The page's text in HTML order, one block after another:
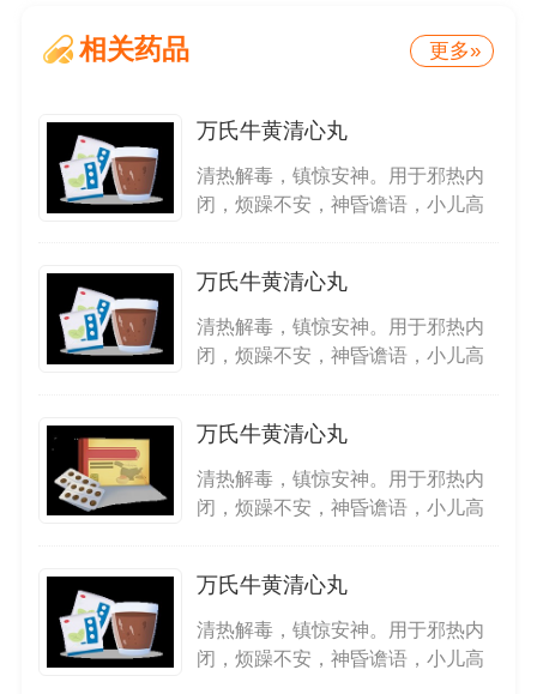
相关药品 更多»
万氏牛黄清心丸
清热解毒，镇惊安神。用于邪热内
闭，烦躁不安，神昏谵语，小儿高
万氏牛黄清心丸
清热解毒，镇惊安神。用于邪热内
闭，烦躁不安，神昏谵语，小儿高
万氏牛黄清心丸
清热解毒，镇惊安神。用于邪热内
闭，烦躁不安，神昏谵语，小儿高
万氏牛黄清心丸
清热解毒，镇惊安神。用于邪热内
闭，烦躁不安，神昏谵语，小儿高